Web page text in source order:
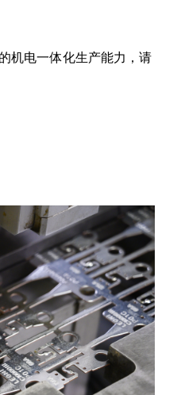
机电一体化生产能力，请